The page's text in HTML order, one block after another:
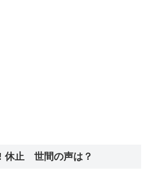
休止 世間の声は？